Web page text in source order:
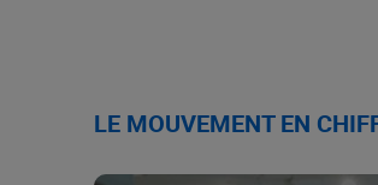
LE MOUVEMENT EN